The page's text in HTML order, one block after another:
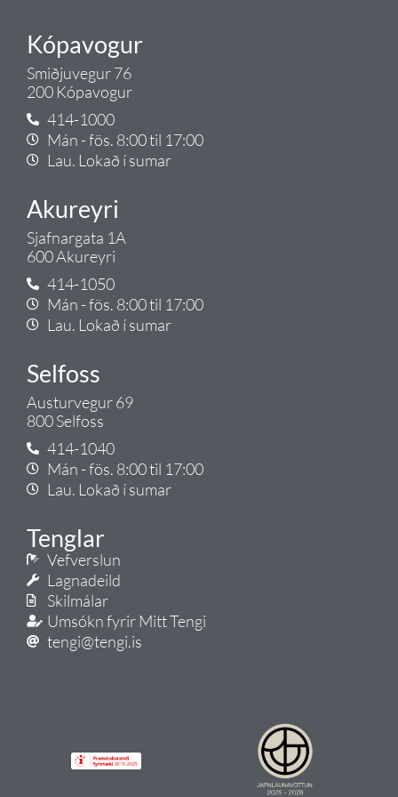
Kópavogur
Smiðjuvegur 76
200 Kópavogur
414-1000
Mán - fös. 8:00 til 17:00
Lau. Lokað í sumar
Akureyri
Sjafnargata 1A
600 Akureyri
414-1050
Mán - fös. 8:00 til 17:00
Lau. Lokað í sumar
Selfoss
Austurvegur 69
800 Selfoss
414-1040
Mán - fös. 8:00 til 17:00
Lau. Lokað í sumar
Tenglar
Vefverslun
Lagnadeild
Skilmálar
Umsókn fyrir Mitt Tengi
tengi@tengi.is